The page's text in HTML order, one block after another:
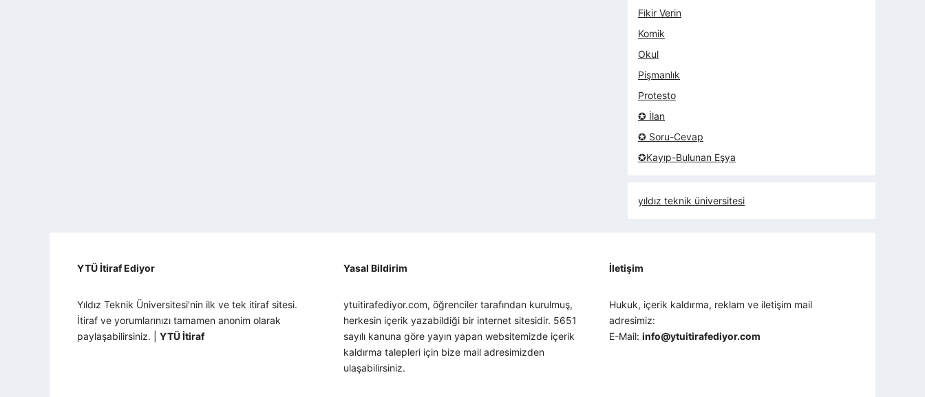
Fikir Verin
Komik
Okul
Pişmanlık
Protesto
✪ İlan
✪ Soru-Cevap
✪Kayıp-Bulunan Eşya
yıldız teknik üniversitesi
YTÜ İtiraf Ediyor
Yıldız Teknik Üniversitesi'nin ilk ve tek itiraf sitesi.
İtiraf ve yorumlarınızı tamamen anonim olarak
paylaşabilirsiniz. | YTÜ İtiraf
Yasal Bildirim
ytuitirafediyor.com, öğrenciler tarafından kurulmuş,
herkesin içerik yazabildiği bir internet sitesidir. 5651
sayılı kanuna göre yayın yapan websitemizde içerik
kaldırma talepleri için bize mail adresimizden
ulaşabilirsiniz.
İletişim
Hukuk, içerik kaldırma, reklam ve iletişim mail
adresimiz:
E-Mail:info@ytuitirafediyor.com